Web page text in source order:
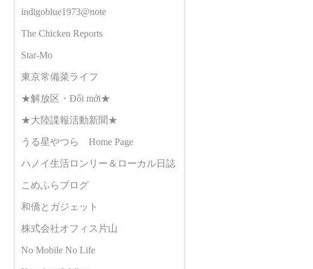
indigoblue1973@note
The Chicken Reports
Star-Mo
東京常備菜ライフ
★解放区・Đổi mới★
★大陸諜報活動新聞★
うる星やつら Home Page
ハノイ生活ロンリー＆ローカル日誌
こめふらブログ
和僑とガジェット
株式会社オフィス片山
No Mobile No Life